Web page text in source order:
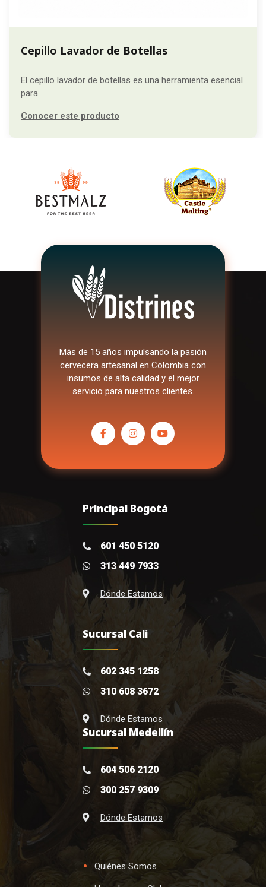
Cepillo Lavador de Botellas
El cepillo lavador de botellas es una herramienta esencial
para
Conocer este producto
Más de 15 años impulsando la pasión
cervecera artesanal en Colombia con
insumos de alta calidad y el mejor
servicio para nuestros clientes.
Principal Bogotá
601 450 5120
313 449 7933
Dónde Estamos
Sucursal Cali
602 345 1258
310 608 3672
Dónde Estamos
Sucursal Medellín
604 506 2120
300 257 9309
Dónde Estamos
Quiénes Somos